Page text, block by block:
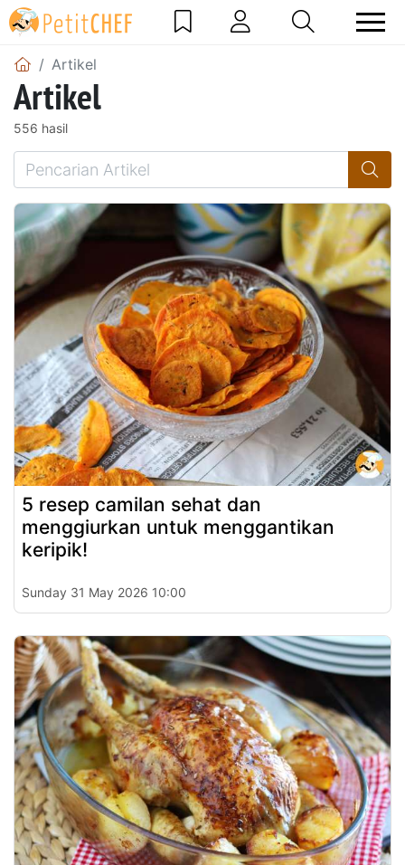
Artikel
Artikel
556 hasil
5 resep camilan sehat dan
menggiurkan untuk menggantikan
keripik!
Sunday 31 May 2026 10:00